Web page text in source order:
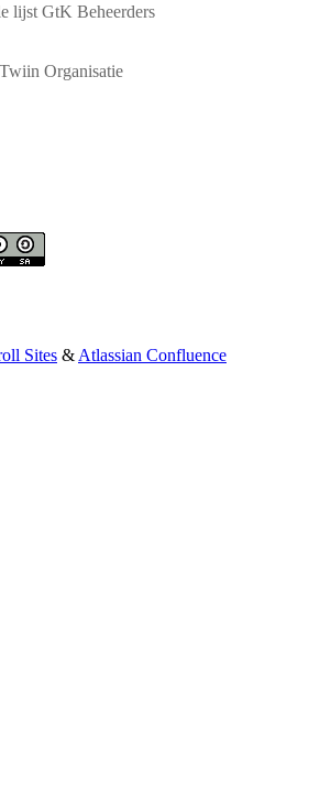
lijst GtK Beheerders
Twiin Organisatie
Sites & Atlassian Confluence